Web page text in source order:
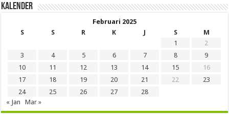
Kalender
Februari 2025
S
S R K J S
M
1
2
3
4 5 6 7 8
9
10
11 12 13 14 15
16
17
18 19 20 21 22
23
24
25 26 27
28
« Jan
Mar »